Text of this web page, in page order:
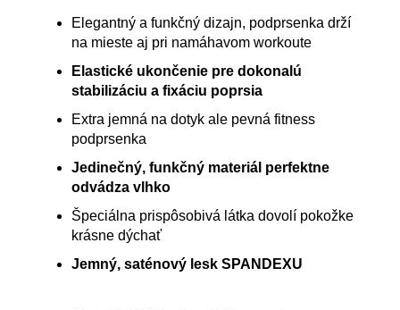
Elegantný a funkčný dizajn, podprsenka drží
na mieste aj pri namáhavom workoute
Elastické ukončenie pre dokonalú
stabilizáciu a fixáciu poprsia
Extra jemná na dotyk ale pevná fitness
podprsenka
Jedinečný, funkčný materiál perfektne
odvádza vlhko
Špeciálna prispôsobivá látka dovolí pokožke
krásne dýchať
Jemný, saténový lesk SPANDEXU